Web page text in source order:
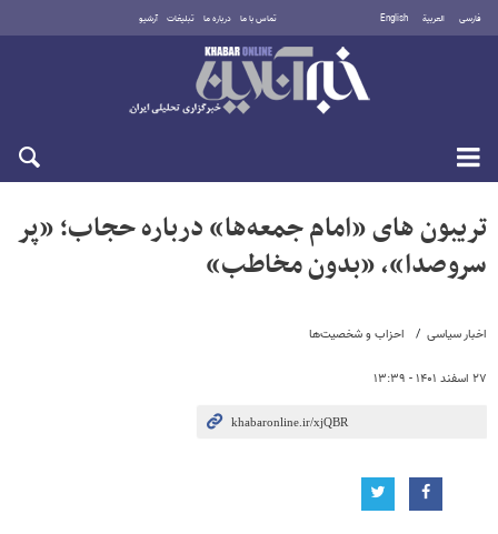
فارسی العربية English تماس با ما درباره ما تبلیغات آرشیو
جمعه ۱۶ مرداد ۱۴۰۵
اخبار سیاسی احزاب و شخصیت‌ها
۲۷ اسفند ۱۴۰۱ - ۱۳:۳۹
تریبون های «امام جمعه‌ها» درباره حجاب؛ «پر
سروصدا»، «بدون مخاطب»